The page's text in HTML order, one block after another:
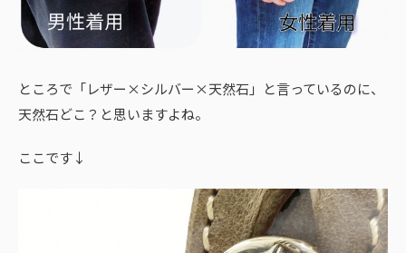
ところで「レザー×シルバー×天然石」と言っているのに、
天然石どこ？と思いますよね。
ここです↓